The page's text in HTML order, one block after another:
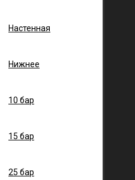
Настенная
Нижнее
10 бар
15 бар
25 бар